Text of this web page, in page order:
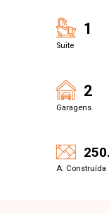
1
Suite
2
Garagens
A. Construída